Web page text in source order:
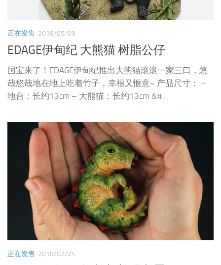
正在发售 2018/05/09
EDAGE伊甸纪 大熊猫 树脂公仔
国宝来了！EDAGE伊甸纪推出大熊猫滚滚一家三口，悠
哉悠哉地在地上吃着竹子，幸福又惬意~ 产品尺寸： –
地台：长约13cm – 大熊猫：长约13cm &#...
正在发售 2018/02/24